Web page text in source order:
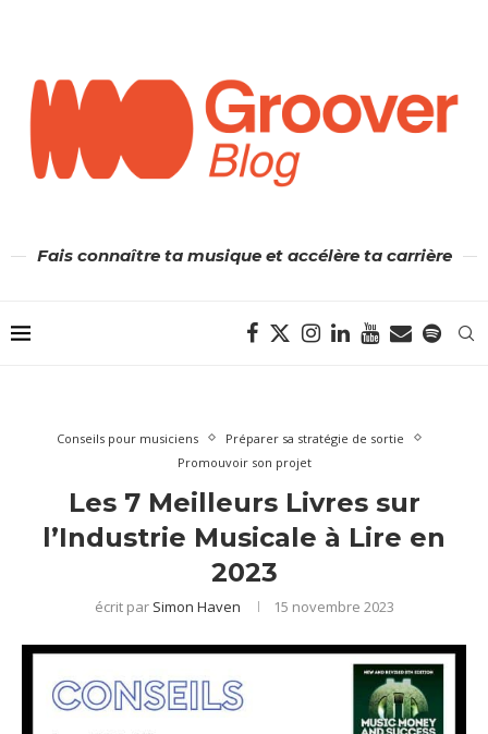
Fais connaître ta musique et accélère ta carrière
Conseils pour musiciens
Préparer sa stratégie de sortie
Promouvoir son projet
Les 7 Meilleurs Livres sur
l’Industrie Musicale à Lire en
2023
écrit par Simon Haven 15 novembre 2023